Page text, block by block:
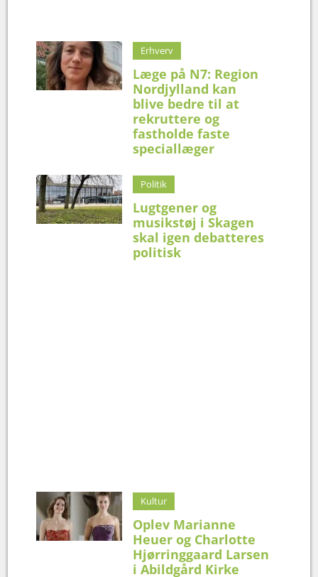
Erhverv
Læge på N7: Region
Nordjylland kan
blive bedre til at
rekruttere og
fastholde faste
speciallæger
Politik
Lugtgener og
musikstøj i Skagen
skal igen debatteres
politisk
Kultur
Oplev Marianne
Heuer og Charlotte
Hjørringgaard Larsen
i Abildgård Kirke